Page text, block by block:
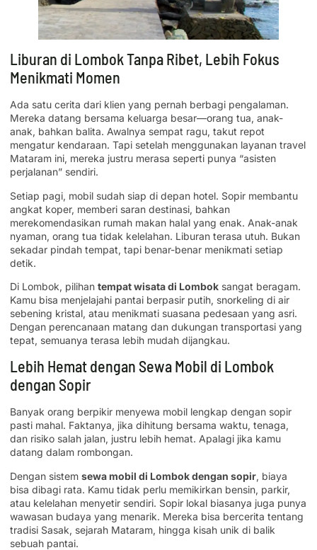
Liburan di Lombok Tanpa Ribet, Lebih Fokus
Menikmati Momen
Ada satu cerita dari klien yang pernah berbagi pengalaman.
Mereka datang bersama keluarga besar—orang tua, anak-
anak, bahkan balita. Awalnya sempat ragu, takut repot
mengatur kendaraan. Tapi setelah menggunakan layanan travel
Mataram ini, mereka justru merasa seperti punya “asisten
perjalanan” sendiri.
Setiap pagi, mobil sudah siap di depan hotel. Sopir membantu
angkat koper, memberi saran destinasi, bahkan
merekomendasikan rumah makan halal yang enak. Anak-anak
nyaman, orang tua tidak kelelahan. Liburan terasa utuh. Bukan
sekadar pindah tempat, tapi benar-benar menikmati setiap
detik.
Di Lombok, pilihan tempat wisata di Lombok sangat beragam.
Kamu bisa menjelajahi pantai berpasir putih, snorkeling di air
sebening kristal, atau menikmati suasana pedesaan yang asri.
Dengan perencanaan matang dan dukungan transportasi yang
tepat, semuanya terasa lebih mudah dijangkau.
Lebih Hemat dengan Sewa Mobil di Lombok
dengan Sopir
Banyak orang berpikir menyewa mobil lengkap dengan sopir
pasti mahal. Faktanya, jika dihitung bersama waktu, tenaga,
dan risiko salah jalan, justru lebih hemat. Apalagi jika kamu
datang dalam rombongan.
Dengan sistem sewa mobil di Lombok dengan sopir, biaya
bisa dibagi rata. Kamu tidak perlu memikirkan bensin, parkir,
atau kelelahan menyetir sendiri. Sopir lokal biasanya juga punya
wawasan budaya yang menarik. Mereka bisa bercerita tentang
tradisi Sasak, sejarah Mataram, hingga kisah unik di balik
sebuah pantai.